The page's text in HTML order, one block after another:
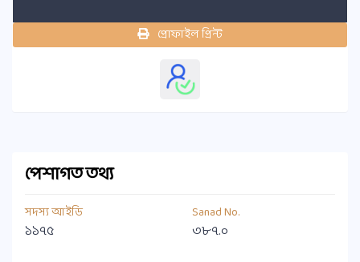
প্রোফাইল প্রিন্ট
পেশাগত তথ্য
সদস্য আইডি
১১৭৫
Sanad No.
৩৮৭.০